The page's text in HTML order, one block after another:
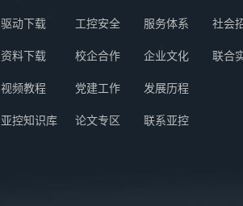
驱动下载
资料下载
视频教程
亚控知识库
工控安全
校企合作
党建工作
论文专区
服务体系
企业文化
发展历程
联系亚控
社会
联合